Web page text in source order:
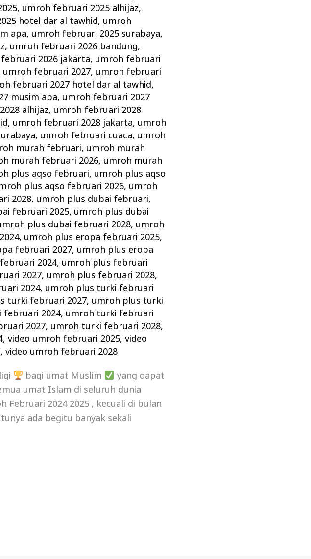
, umroh februari 2025 alhijaz,
hotel dar al tawhid, umroh
apa, umroh februari 2025 surabaya,
, umroh februari 2026 bandung,
2026 jakarta, umroh februari
umroh februari 2027, umroh februari
februari 2027 hotel dar al tawhid,
musim apa, umroh februari 2027
alhijaz, umroh februari 2028
, umroh februari 2028 jakarta, umroh
, umroh februari cuaca, umroh
murah februari, umroh murah
murah februari 2026, umroh murah
plus aqso februari, umroh plus aqso
plus aqso februari 2026, umroh
2028, umroh plus dubai februari,
februari 2025, umroh plus dubai
plus dubai februari 2028, umroh
, umroh plus eropa februari 2025,
februari 2027, umroh plus eropa
2024, umroh plus februari
2027, umroh plus februari 2028,
2024, umroh plus turki februari
turki februari 2027, umroh plus turki
2024, umroh turki februari
2027, umroh turki februari 2028,
,video umroh februari 2025,video
,video umroh februari 2028
bagi umat Muslim
yang dapat
umat Islam di seluruh dunia
Februari 2024 2025 , kecuali di bulan
ada begitu banyak sekali